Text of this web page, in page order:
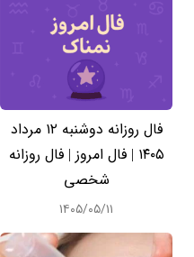
فال روزانه دوشنبه ۱۲ مرداد
۱۴۰۵ | فال امروز | فال روزانه
شخصی
۱۴۰۵/۰۵/۱۱